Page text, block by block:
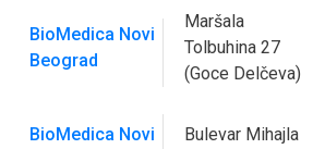
BioMedica Novi
Beograd
Maršala
Tolbuhina 27
(Goce Delčeva)
BioMedica Novi
Bulevar Mihajla